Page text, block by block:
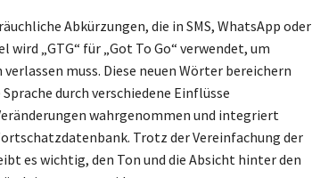
Abkürzungen, die in SMS, WhatsApp oder
wird „GTG“ für „Got To Go“ verwendet, um
muss. Diese neuen Wörter bereichern
durch verschiedene Einflüsse
wahrgenommen und integriert
Trotz der Vereinfachung der
es wichtig, den Ton und die Absicht hinter den